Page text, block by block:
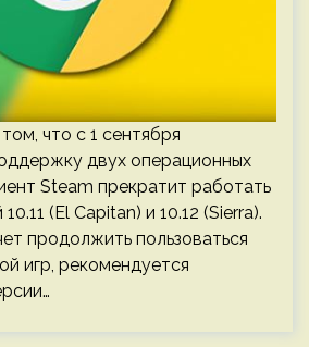
что с 1 сентября
двух операционных
Steam прекратит работать
(El Capitan) и 10.12 (Sierra).
продолжить пользоваться
игр, рекомендуется